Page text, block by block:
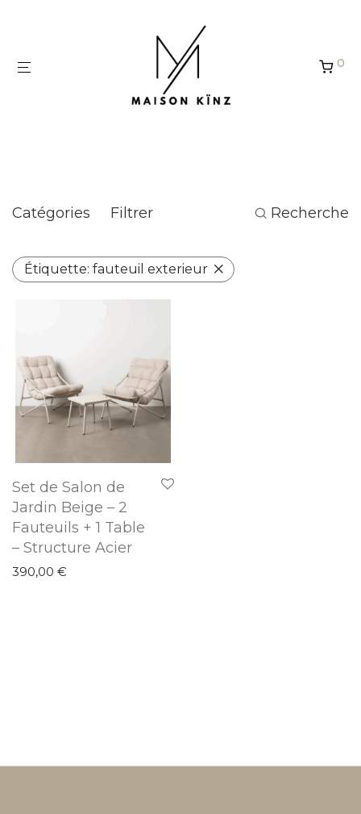
0
Catégories Filtrer Recherche
Étiquette: fauteuil exterieur
Set de Salon de
Jardin Beige – 2
Fauteuils + 1 Table
– Structure Acier
390,00 €